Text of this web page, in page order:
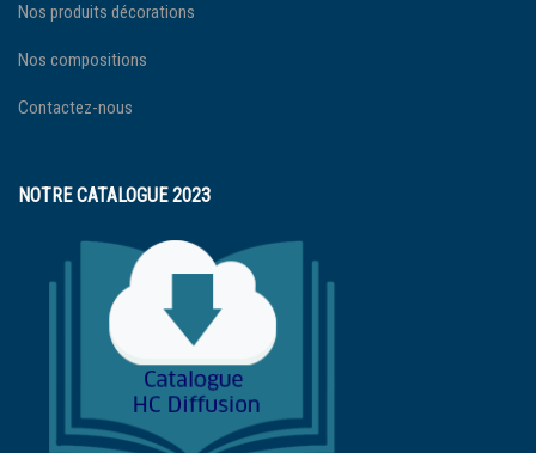
Nos produits décorations
Nos compositions
Contactez-nous
NOTRE CATALOGUE 2023